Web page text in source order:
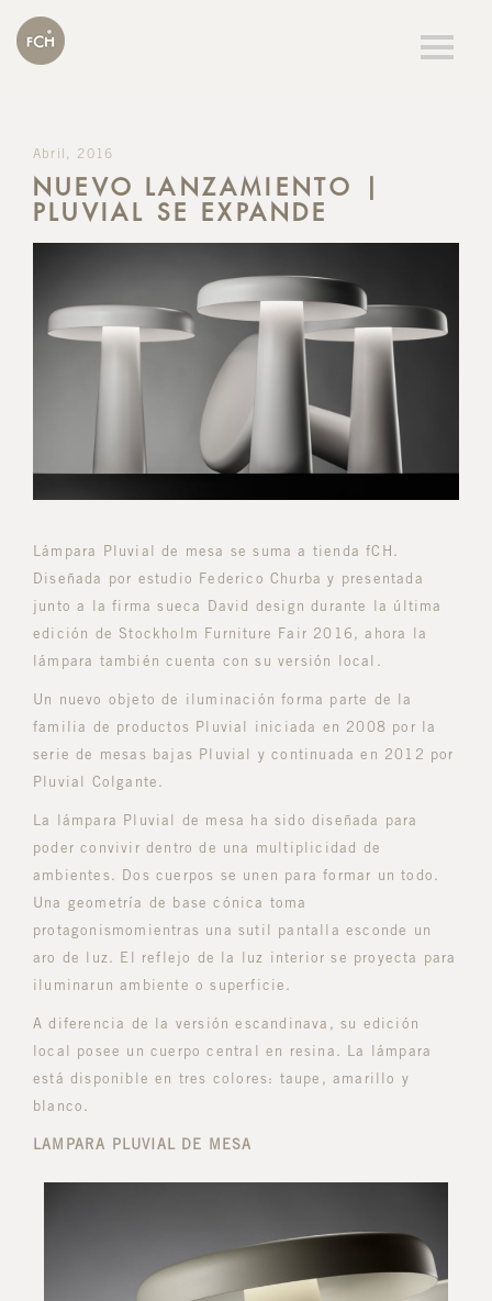
Abril, 2016
NUEVO LANZAMIENTO |
PLUVIAL SE EXPANDE
Lámpara Pluvial de mesa se suma a tienda fCH.
Diseñada por estudio Federico Churba y presentada
junto a la firma sueca David design durante la última
edición de Stockholm Furniture Fair 2016, ahora la
lámpara también cuenta con su versión local.
Un nuevo objeto de iluminación forma parte de la
familia de productos Pluvial iniciada en 2008 por la
serie de mesas bajas Pluvial y continuada en 2012 por
Pluvial Colgante.
La lámpara Pluvial de mesa ha sido diseñada para
poder convivir dentro de una multiplicidad de
ambientes. Dos cuerpos se unen para formar un todo.
Una geometría de base cónica toma
protagonismomientras una sutil pantalla esconde un
aro de luz. El reflejo de la luz interior se proyecta para
iluminarun ambiente o superficie.
A diferencia de la versión escandinava, su edición
local posee un cuerpo central en resina. La lámpara
está disponible en tres colores: taupe, amarillo y
blanco.
LAMPARA PLUVIAL DE MESA